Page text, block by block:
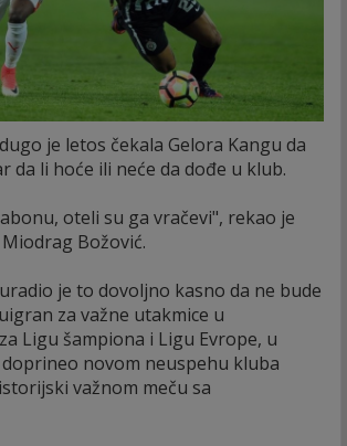
je letos čekala Gelora Kangu da
da li hoće ili neće da dođe u klub.
oteli su ga vračevi", rekao je
Božović.
je to dovoljno kasno da ne bude
za važne utakmice u
Ligu šampiona i Ligu Evrope, u
novom neuspehu kluba
važnom meču sa